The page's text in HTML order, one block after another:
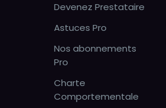
Devenez Prestataire
Astuces Pro
Nos abonnements
Pro
Charte
Comportementale